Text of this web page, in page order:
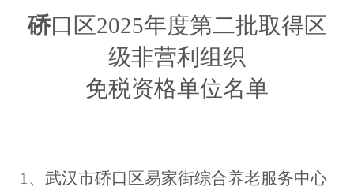
硚口区2025年度第二批取得区
级非营利组织
免税资格单位名单
1、 武汉市硚口区易家街综合养老服务中心